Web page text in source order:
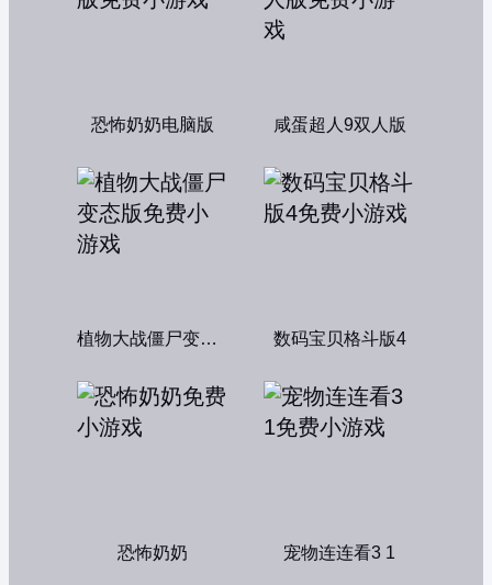
恐怖奶奶电脑版 咸蛋超人9双人版
植物大战僵尸变态版 数码宝贝格斗版4
恐怖奶奶 宠物连连看3 1